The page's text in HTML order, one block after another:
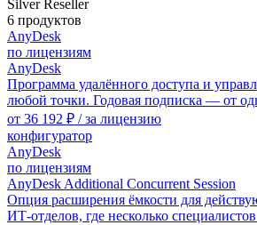
Silver Reseller
6 продуктов
AnyDesk
по лицензиям
AnyDesk
Программа удалённого доступа и
любой точки. Годовая подписка — от
от 36 192 ₽ / за лицензию
конфигуратор
AnyDesk
по лицензиям
AnyDesk Additional Concurrent Session
Опция расширения ёмкости для
ИТ-отделов, где несколько